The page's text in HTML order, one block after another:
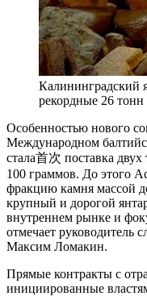
Калининградский
рекордные 26 тонн
Особенностью нового
Международном
стала首次 поставка
100 граммов. До этого
фракцию камня массой
крупный и дорогой
внутреннем рынке и
отмечает руководитель
Максим Ломакин.
Прямые контракты с
инициированные